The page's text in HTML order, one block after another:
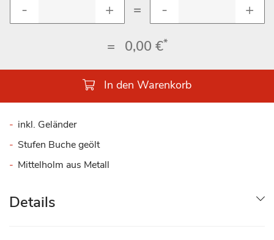
=
= 0,00 €*
In den Warenkorb
inkl. Geländer
Stufen Buche geölt
Mittelholm aus Metall
Details